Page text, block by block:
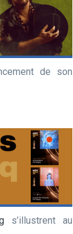
de son
s’illustrent au